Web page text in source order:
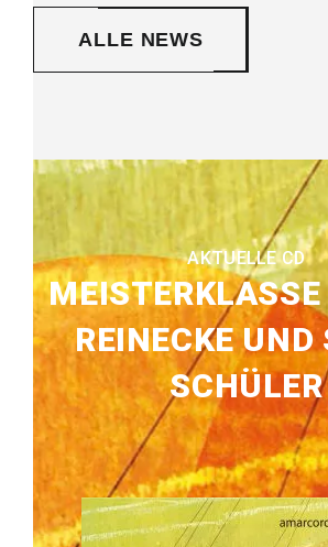
ALLE NEWS
AKTUELLE CD
REINECKE UND
SCHÜLER